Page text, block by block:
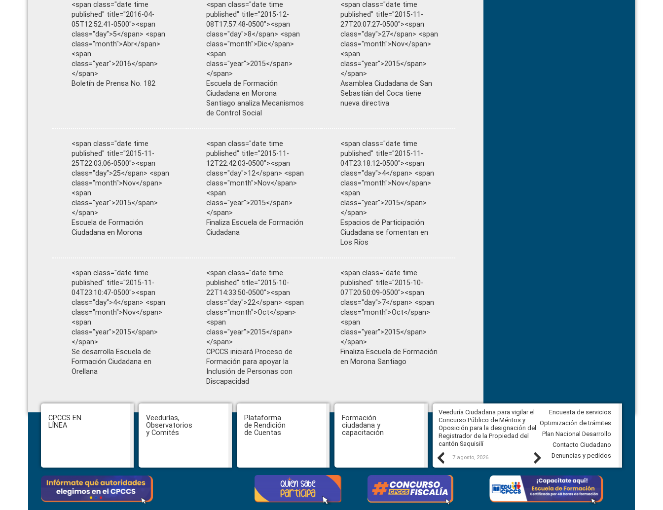
<span class="date time
published" title="2016-04-
05T12:52:41-0500"><span
class="day">5</span> <span
class="month">Abr</span>
<span
class="year">2016</span>
</span>
Boletín de Prensa No. 182
<span class="date time
published" title="2015-12-
08T17:57:48-0500"><span
class="day">8</span> <span
class="month">Dic</span>
<span
class="year">2015</span>
</span>
Escuela de Formación
Ciudadana en Morona
Santiago analiza Mecanismos
de Control Social
<span class="date time
published" title="2015-11-
27T20:07:27-0500"><span
class="day">27</span> <span
class="month">Nov</span>
<span
class="year">2015</span>
</span>
Asamblea Ciudadana de San
Sebastián del Coca tiene
nueva directiva
<span class="date time
published" title="2015-11-
25T22:03:06-0500"><span
class="day">25</span> <span
class="month">Nov</span>
<span
class="year">2015</span>
</span>
Escuela de Formación
Ciudadana en Morona
<span class="date time
published" title="2015-11-
12T22:42:03-0500"><span
class="day">12</span> <span
class="month">Nov</span>
<span
class="year">2015</span>
</span>
Finaliza Escuela de Formación
Ciudadana
<span class="date time
published" title="2015-11-
04T23:18:12-0500"><span
class="day">4</span> <span
class="month">Nov</span>
<span
class="year">2015</span>
</span>
Espacios de Participación
Ciudadana se fomentan en
Los Ríos
<span class="date time
published" title="2015-11-
04T23:10:47-0500"><span
class="day">4</span> <span
class="month">Nov</span>
<span
class="year">2015</span>
</span>
Se desarrolla Escuela de
Formación Ciudadana en
Orellana
<span class="date time
published" title="2015-10-
22T14:33:50-0500"><span
class="day">22</span> <span
class="month">Oct</span>
<span
class="year">2015</span>
</span>
CPCCS iniciará Proceso de
Formación para apoyar la
Inclusión de Personas con
Discapacidad
<span class="date time
published" title="2015-10-
07T20:50:09-0500"><span
class="day">7</span> <span
class="month">Oct</span>
<span
class="year">2015</span>
</span>
Finaliza Escuela de Formación
en Morona Santiago
Footer
CPCCS EN
LÍNEA
Veedurías,
Observatorios
y Comités
Plataforma
de Rendición
de Cuentas
Formación
ciudadana y
capacitación
Previous
CPCCS aprueba convocatoria a
Veeduría para designación de la
autoridad de la SOT
Veeduría Ciudadana para vigilar el
Concurso Público de Méritos y
Oposición para la designación del
Registrador de la Propiedad del
cantón Saquisilí
7 agosto, 2026
Veeduría Ciudadana para vigilar la
construcción del asfaltado de
Ballenita del cantón Santa Elena
7 agosto, 2026
Next
Encuesta de servicios
Optimización de trámites
Plan Nacional Desarrollo
Contacto Ciudadano
Denuncias y pedidos